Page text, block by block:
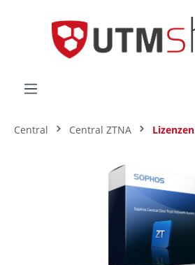
Central Central ZTNA Lizenzen
Bildergalerie überspringen